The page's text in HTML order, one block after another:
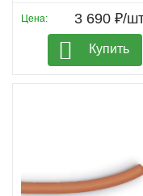
Цена: 3 690 ₽/
Купить